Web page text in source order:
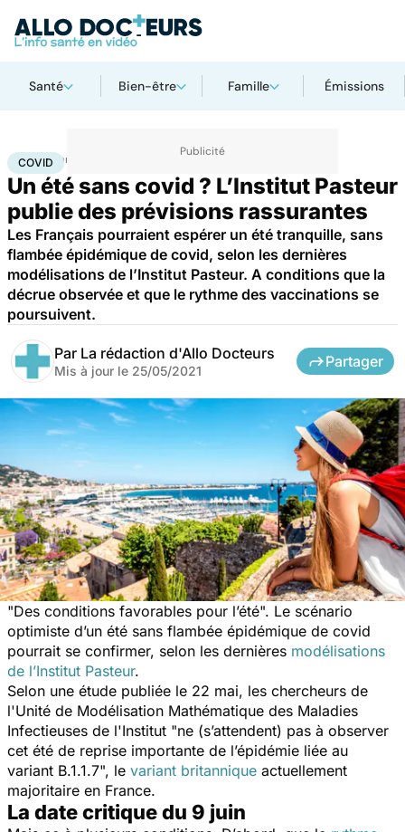
Santé Bien-être Famille Émissions
Accueil Santé
COVID
Un été sans covid ? L’Institut Pasteur
publie des prévisions rassurantes
Les Français pourraient espérer un été tranquille, sans
flambée épidémique de covid, selon les dernières
modélisations de l’Institut Pasteur. A conditions que la
décrue observée et que le rythme des vaccinations se
poursuivent.
Par La rédaction d'Allo Docteurs
Mis à jour le 25/05/2021
Partager
"Des conditions favorables pour l’été". Le scénario
optimiste d’un été sans flambée épidémique de covid
pourrait se confirmer, selon les dernières modélisations
de l’Institut Pasteur.
Selon une étude publiée le 22 mai, les chercheurs de
l'Unité de Modélisation Mathématique des Maladies
Infectieuses de l'Institut "ne (s’attendent) pas à observer
cet été de reprise importante de l’épidémie liée au
variant B.1.1.7", le variant britannique actuellement
majoritaire en France.
La date critique du 9 juin